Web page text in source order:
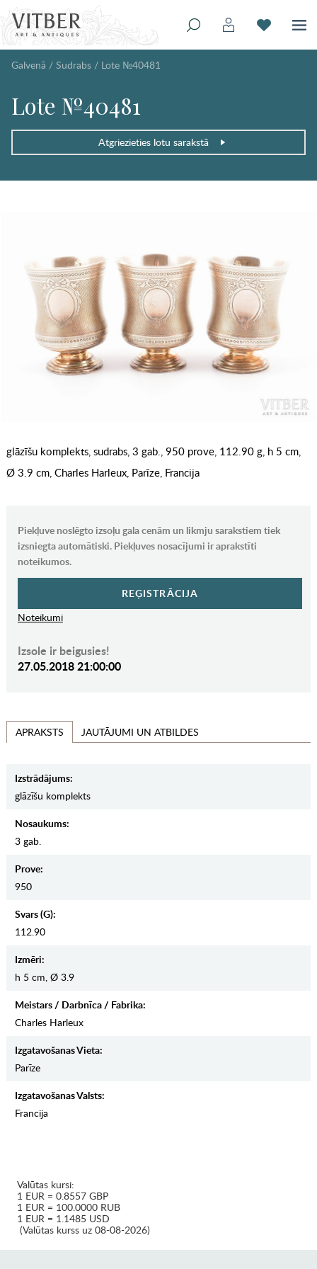
Galvenā / Sudrabs / Lote №40481
Lote №40481
Atgriezieties lotu sarakstā
glāzīšu komplekts, sudrabs, 3 gab., 950 prove, 112.90 g, h 5 cm,
Ø 3.9 cm, Charles Harleux, Parīze, Francija
Piekļuve noslēgto izsoļu gala cenām un likmju sarakstiem tiek
izsniegta automātiski. Piekļuves nosacījumi ir aprakstīti
noteikumos.
REĢISTRĀCIJA
Noteikumi
Izsole ir beigusies!
27.05.2018 21:00:00
APRAKSTS JAUTĀJUMI UN ATBILDES
Izstrādājums:
glāzīšu komplekts
Nosaukums:
3 gab.
Prove:
950
Svars (g):
112.90
Izmēri:
h 5 cm, Ø 3.9
Meistars / Darbnīca / Fabrika:
Charles Harleux
Izgatavošanas Vieta:
Parīze
Izgatavošanas Valsts:
Francija
Valūtas kursi:
1 EUR = 0.8557 GBP
1 EUR = 100.0000 RUB
1 EUR = 1.1485 USD
(Valūtas kurss uz 08-08-2026)